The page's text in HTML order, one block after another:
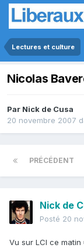
Lectures et culture
Nicolas
Par Nick de Cusa
20 novembre 2007
PRÉCÉDENT
Nick de
Posté 20
Vu sur LCI ce